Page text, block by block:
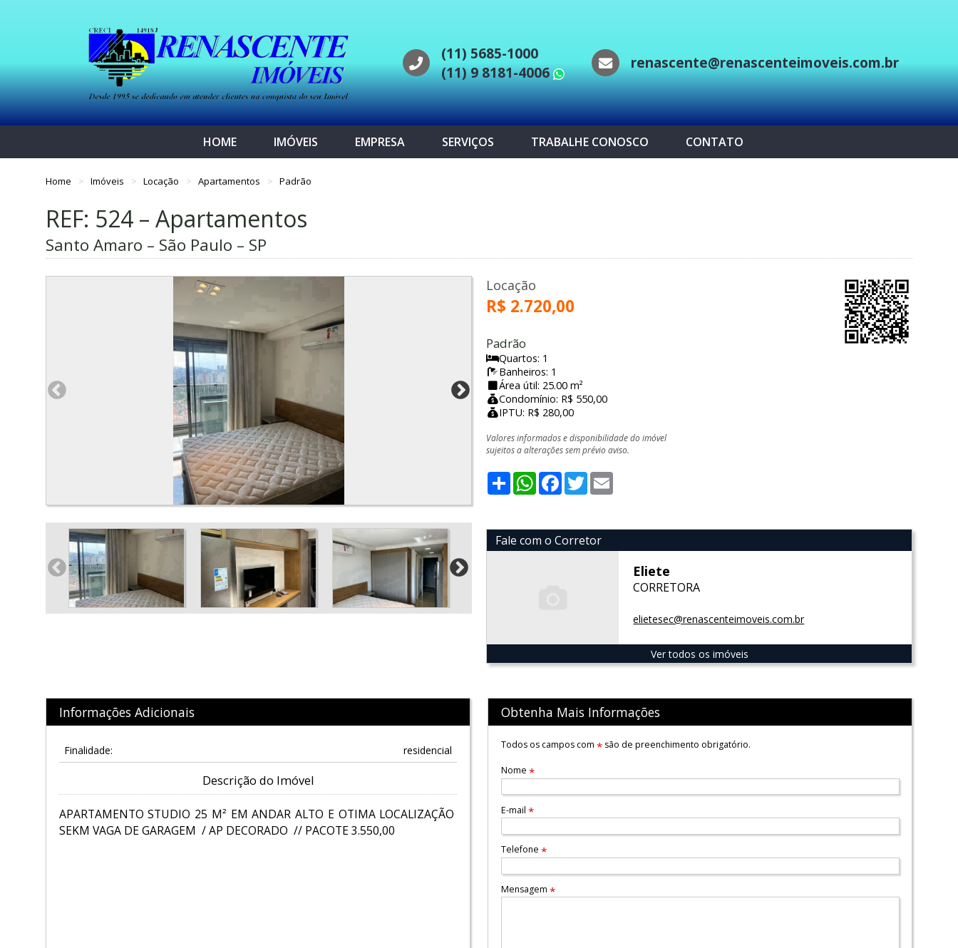
(11) 5685-1000
(11) 9 8181-4006
WhatsApp
renascente@renascenteimoveis.com.br
HOME IMÓVEIS EMPRESA SERVIÇOS TRABALHE CONOSCO CONTATO
Home Imóveis Locação Apartamentos Padrão
REF: 524 – Apartamentos
Santo Amaro – São Paulo – SP
Locação
R$ 2.720,00
Padrão
Quartos: 1
Banheiros: 1
Área útil: 25.00 m²
Condomínio: R$ 550,00
IPTU: R$ 280,00
Valores informados e disponibilidade do imóvel
sujeitos a alterações sem prévio aviso.
ShareWhatsApp
Facebook
Twitter
Fale com o Corretor
Eliete
CORRETORA
elietesec@renascenteimoveis.com.br
Ver todos os imóveis
Informações Adicionais
Finalidade: residencial
Descrição do Imóvel
APARTAMENTO STUDIO 25 M² EM ANDAR ALTO E OTIMA LOCALIZAÇÃO
SEKM VAGA DE GARAGEM / AP DECORADO // PACOTE 3.550,00
Obtenha Mais Informações
Todos os campos com *são de preenchimento obrigatório.
Nome *
E-mail *
Telefone *
Mensagem *